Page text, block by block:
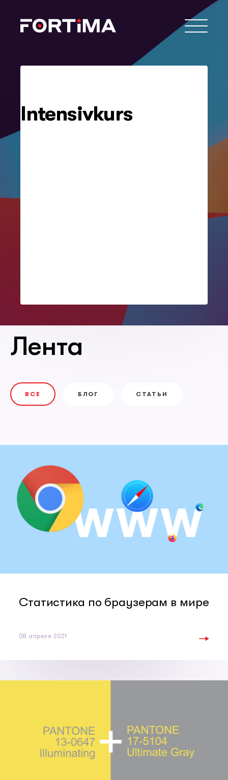
Intensivkurs
Лента
ВСЕ БЛОГ СТАТЬИ
Статистика по браузерам в мире
08 апреля 2021